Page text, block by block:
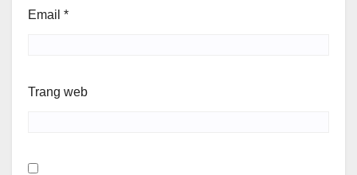
Email *
Trang web